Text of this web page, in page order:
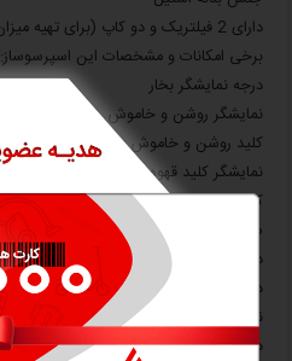
دارای 2 فیلتریک و دو کاپ (برای تهیه میزان دلخواه اسپرسو)
برخی امکانات و مشخصات این اسپرسوساز:
درجه نمایشگر بخار
نمایشگر روشن و خاموش
کلید روشن و خاموش
نمایشگر کلید قهوه ساز
کلید خروجی قهوه و آب داغ
سینی چکه آب
دارای مخزن آب
دکمه بخار
نمایشگر بخار
دستگیره محافظ بخار